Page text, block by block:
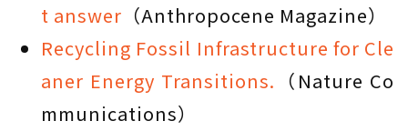
t answer （Anthropocene Magazine）
Recycling Fossil Infrastructure for Cle
aner Energy Transitions. （Nature Co
mmunications）